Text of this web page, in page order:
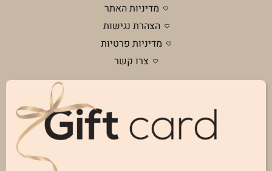
מדיניות האתר
הצהרת נגישות
מדיניות פרטיות
צרו קשר